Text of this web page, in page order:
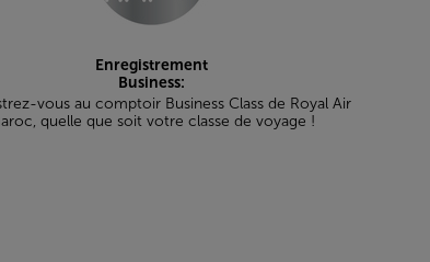
Enregistrement
Business:
vous au comptoir Business Class de Royal Air
quelle que soit votre classe de voyage !